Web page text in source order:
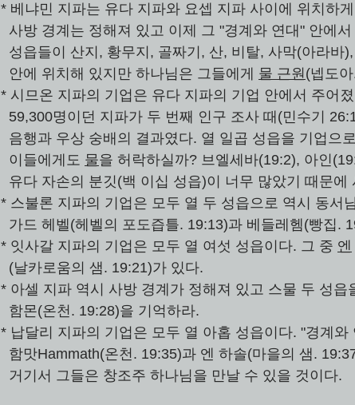
* 베냐민 지파는 유다 지파와 요셉 지파 사이에 위치하
사방 경계는 정해져 있고 이제 그 "경계와 연대" 안에
성읍들이 산지, 황무지, 골짜기, 산, 비탈, 사막(아라바
  안에 위치해 있지만 하나님은 그들에게
물 근원 (넵도
* 시므온 지파의 기업은 유다 지파의 기업 안에서 주어
59,300명이던 지파가 두 번째 인구 조사 때(민수기
음행과 우상 숭배의 결과였다. 열 일곱 성읍을 기업으
  이들에게도
물을 허락하실까? 브엘세바(19:2), 아인
유다 자손의 분깃(백 이십 성읍)이 너무 많았기 때문
* 스불론 지파의 기업은 모두 열 두 성읍으로 역시 동서
가드 헤벨(헤벨의 포도즙틀. 19:13)과 베들레헴(빵집.
* 잇사갈 지파의 기업은 모두 열 여섯 성읍이다. 그 중 엔
  (날카로움의 샘. 19:21)가 있다.
* 아셀 지파 역시 사방 경계가 정해져 있고 스물 두 성읍
  함몬(온천. 19:28)을 기억하라.
* 납달리 지파의 기업은 모두 열 아홉 성읍이다. "경계와
함맛Hammath(온천. 19:35)과 엔 하솔(마을의 샘.
  거기서 그들은 창조주 하나님을 만날 수 있을 것이다.